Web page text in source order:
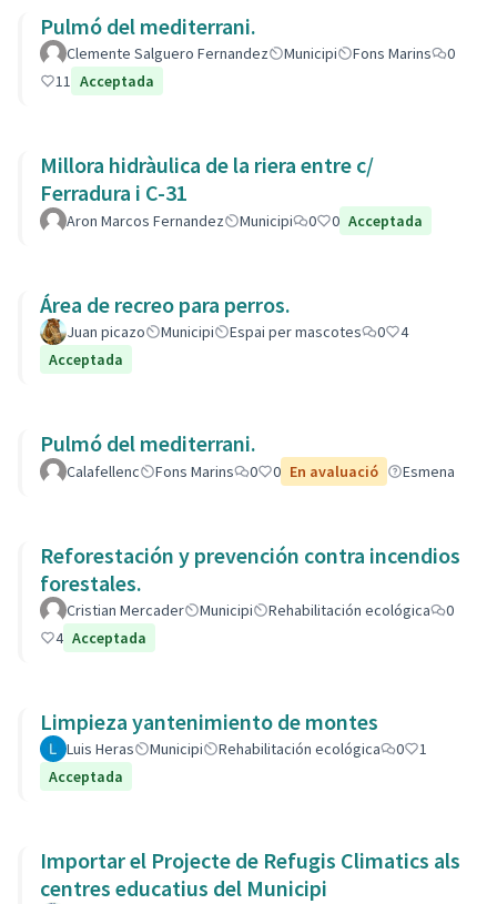
Pulmó del mediterrani.
Clemente Salguero Fernandez Municipi Fons Marins
0
11 Acceptada
Millora hidràulica de la riera entre c/
Ferradura i C-31
Aron Marcos Fernandez Municipi 0 0 Acceptada
Área de recreo para perros.
Juan picazo Municipi Espai per mascotes 0
4
Acceptada
Pulmó del mediterrani.
Calafellenc Fons Marins 0 0 En avaluació Esmena
Reforestación y prevención contra incendios
forestales.
Cristian Mercader Municipi Rehabilitación ecológica
0
4 Acceptada
Limpieza yantenimiento de montes
Luis Heras Municipi Rehabilitación ecológica 0
1
Acceptada
Importar el Projecte de Refugis Climatics als
centres educatius del Municipi